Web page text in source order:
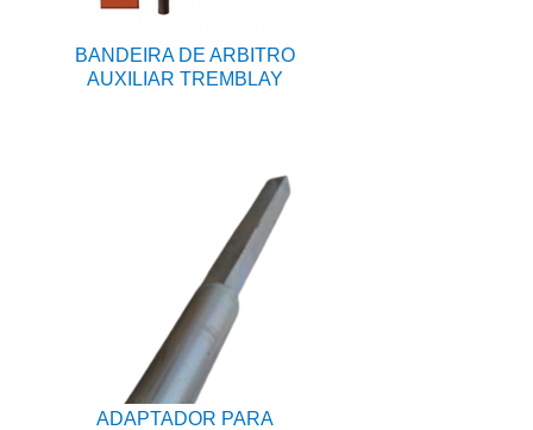
BANDEIRA DE ARBITRO
AUXILIAR TREMBLAY
ADAPTADOR PARA